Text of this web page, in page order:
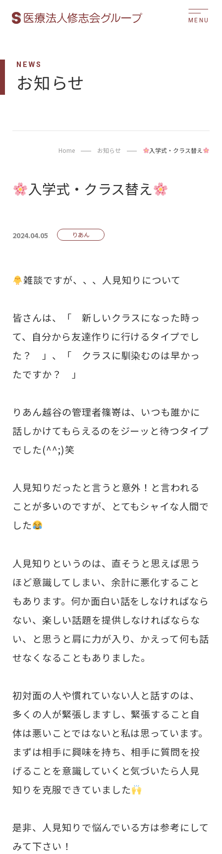
MENU
NEWS
お知らせ
Home お知らせ 入学式・クラス替え
入学式・クラス替え
2024.04.05 りあん
雑談ですが、、、人見知りについて
皆さんは、「 新しいクラスになった時っ
て、自分から友達作りに行けるタイプでし
た？ 」、「 クラスに馴染むのは早かっ
たですか？ 」
りあん越谷の管理者篠嵜は、いつも誰かに
話しかけてもらえるのをジーッと待つタイプ
でした(^^;)笑
人見知りだったと言うと意外！と言われる
ことが多いのですが、とてもシャイな人間で
した
人見知りというのは、直そうと思えば思う
ほど意識してしまい、余計に悪化すること
もあります。何か面白い話をしなければなら
ない、楽しい話題を提供しなければならな
い、と思うと肩に力が入り、かえって何も話
せなくなることもありました。
初対面の人や慣れていない人と話すのは、
多くの人が緊張しますし、緊張すること自
体は悪いことではないと私は思っています。
まずは相手に興味を持ち、相手に質問を投
げることを意識していくと気づいたら人見
知りを克服できていました
是非、人見知りで悩んでいる方は参考にして
みて下さい！